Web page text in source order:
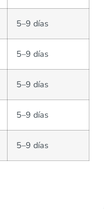
5–9 días
5–9 días
5–9 días
5–9 días
5–9 días